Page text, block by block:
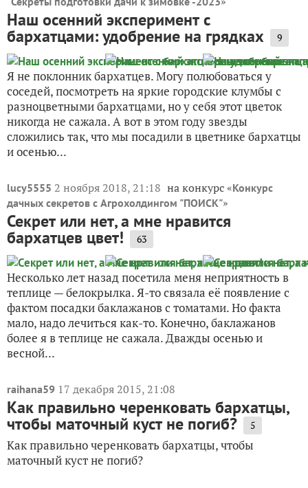
Наш осенний эксперимент с
бархатцами: удобрение на грядках 9
Я не поклонник бархатцев. Могу полюбоваться у
соседей, посмотреть на яркие городские клумбы с
разноцветными бархатцами, но у себя этот цветок
никогда не сажала. А вот в этом году звезды
сложились так, что мы посадили в цветнике бархатцы
и осенью...
lucy5555 2 ноября 2018, 21:18 на конкурс «Конкурс
дачных секретов с Агрохолдингом "ПОИСК"»
Секрет или нет, а мне нравится
бархатцев цвет! 63
Несколько лет назад посетила меня неприятность в
теплице — белокрылка. Я-то связала её появление с
фактом посадки баклажанов с томатами. Но факта
мало, надо лечиться как-то. Конечно, баклажанов
более я в теплице не сажала. Дважды осенью и
весной...
raihana59 17 декабря 2015, 21:08
Как правильно черенковать бархатцы,
чтобы маточный куст не погиб? 5
Как правильно черенковать бархатцы, чтобы
маточный куст не погиб?